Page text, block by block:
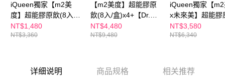
iQueen獨家【m2美
度】超能膠原飲(8入/
盒)x1+【Dr. May】美
博士紅膠原色修煥膚精
NT$1,480
NT$3,360
【m2美度】超能膠原
飲(8入/盒)x4+【Dr.
May】紅外泌眼霜
20mlx1＋紅膠原精華
NT$4,480
NT$9,480
iQueen獨家【
x未來美】超能膠
(8入/盒)+PDRN
華(15+15ml)+麗
NT$3,580
NT$6,340
详细说明 商品规格 相关推荐